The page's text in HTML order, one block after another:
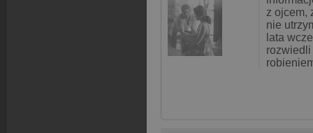
z ojcem,
nie
lata